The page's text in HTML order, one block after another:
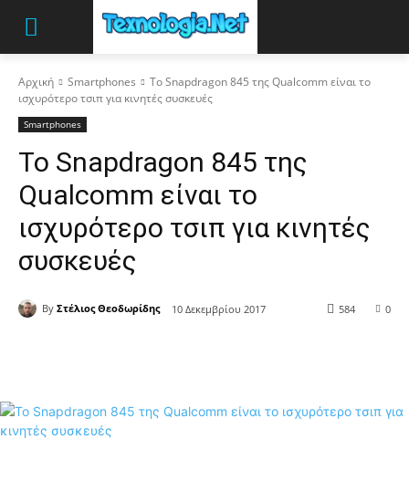
Αρχική Smartphones
Το Snapdragon 845 της Qualcomm είναι το
ισχυρότερο τσιπ για κινητές συσκευές
Smartphones
Το Snapdragon 845 της
Qualcomm είναι το
ισχυρότερο τσιπ για κινητές
συσκευές
By Στέλιος Θεοδωρίδης 10 Δεκεμβρίου 2017 0
584